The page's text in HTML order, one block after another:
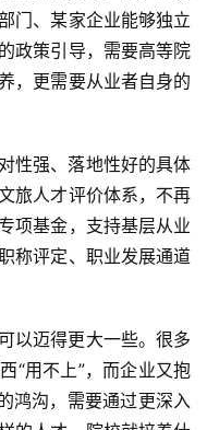
门、某家企业能够独立
政策引导，需要高等院
，更需要从业者自身的
性强、落地性好的具体
旅人才评价体系，不再
项基金，支持基层从业
称评定、职业发展通道
以迈得更大一些。很多
“用不上”，而企业又抱
鸿沟，需要通过更深入